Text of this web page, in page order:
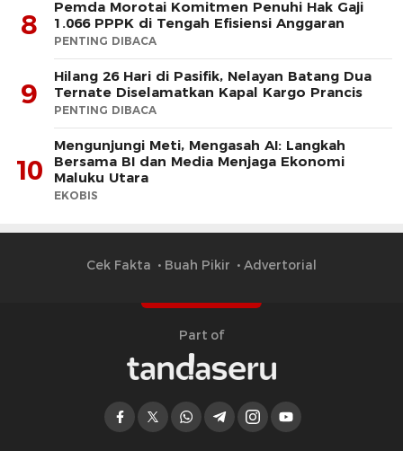
8
Pemda Morotai Komitmen Penuhi Hak Gaji
1.066 PPPK di Tengah Efisiensi Anggaran
PENTING DIBACA
9
Hilang 26 Hari di Pasifik, Nelayan Batang Dua
Ternate Diselamatkan Kapal Kargo Prancis
PENTING DIBACA
10
Mengunjungi Meti, Mengasah AI: Langkah
Bersama BI dan Media Menjaga Ekonomi
Maluku Utara
EKOBIS
Cek Fakta Buah Pikir Advertorial
Part of